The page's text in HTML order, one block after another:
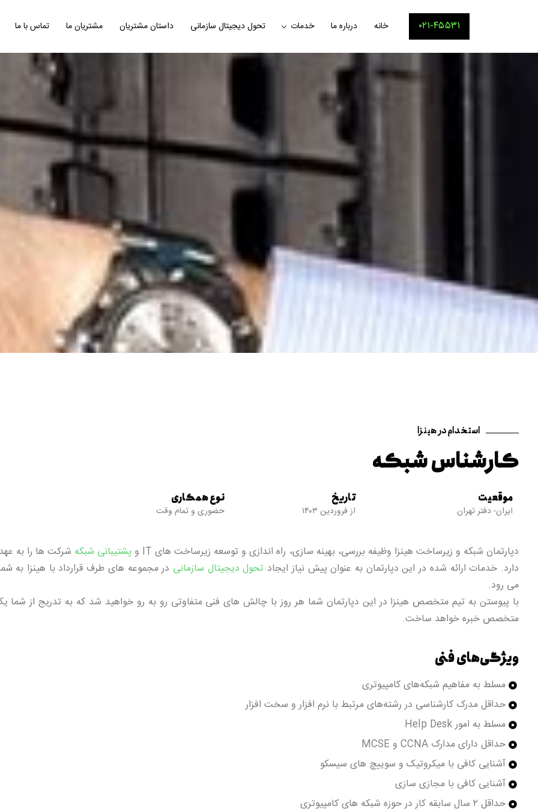
۰۲۱-۴۵۵۳۱ خانه درباره ما خدمات تحول دیجیتال سازمانی داستان مشتریان مشتریان ما تماس با ما
استخدام در هینزا
کارشناس شبکه
موقعیت
ایران- دفتر تهران
تاریخ
از فروردین ۱۴۰۳
نوع همکاری
حضوری و تمام وقت
دپارتمان شبکه و زیرساخت هینزا وظیفه بررسی، بهینه سازی، راه اندازی و توسعه زیرساخت های IT و پشتیبانی شبکه شرکت ها را به
دارد. خدمات ارائه شده در این دپارتمان به عنوان پیش نیاز ایجادتحول دیجیتال سازمانی در مجموعه های طرف قرارداد با هینزا به
می رود.
با پیوستن به تیم متخصص هینزا در این دپارتمان شما هر روز با چالش های فنی متفاوتی رو به رو خواهید شد که به تدریج از شما
متخصص خبره خواهد ساخت.
ویژگی‌های فنی
مسلط به مفاهیم شبکه‌های کامپیوتری
حداقل مدرک کارشناسی در رشته‌های مرتبط با نرم افزار و سخت افزار
مسلط به امور Help Desk
حداقل دارای مدارک CCNA و MCSE
آشنایی کافی با میکروتیک و سوییچ های سیسکو
آشنایی کافی با مجازی سازی
حداقل ۲ سال سابقه کار در حوزه شبکه های کامپیوتری